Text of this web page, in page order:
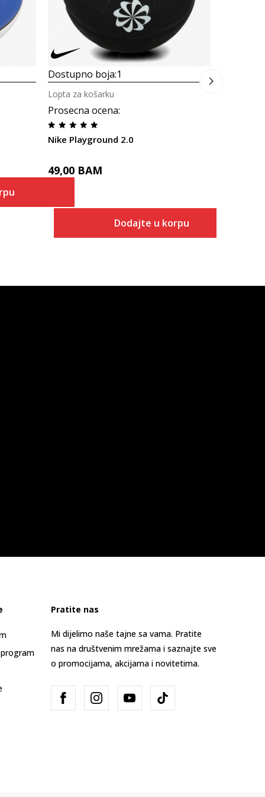
Dostupno boja:1
Prosecna ocena:
Nike Playground 2.0
Lopta za košarku
49,00 BAM
Dodajte u korpu
Pratite nas
Mi dijelimo naše tajne sa vama. Pratite
nas na društvenim mrežama i saznajte sve
o promocijama, akcijama i novitetima.